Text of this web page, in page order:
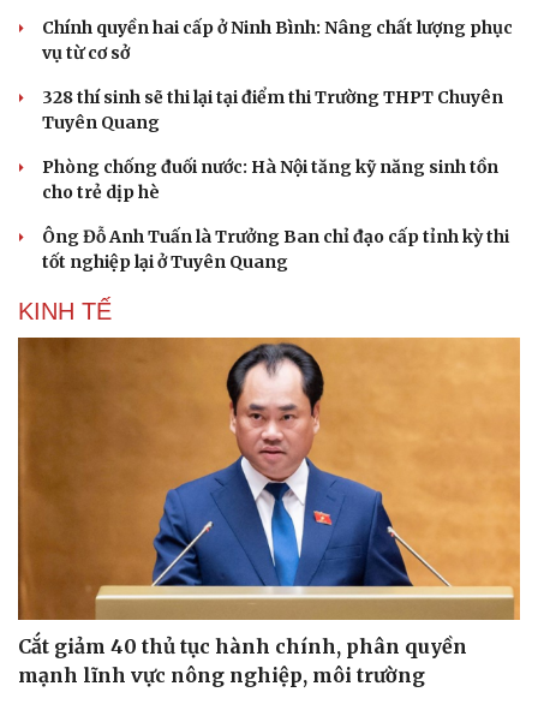
Cải chính
Chính quyền hai cấp ở Ninh Bình: Nâng chất lượng phục
vụ từ cơ sở
328 thí sinh sẽ thi lại tại điểm thi Trường THPT Chuyên
Tuyên Quang
Phòng chống đuối nước: Hà Nội tăng kỹ năng sinh tồn
cho trẻ dịp hè
Ông Đỗ Anh Tuấn là Trưởng Ban chỉ đạo cấp tỉnh kỳ thi
tốt nghiệp lại ở Tuyên Quang
KINH TẾ
Cắt giảm 40 thủ tục hành chính, phân quyền
mạnh lĩnh vực nông nghiệp, môi trường